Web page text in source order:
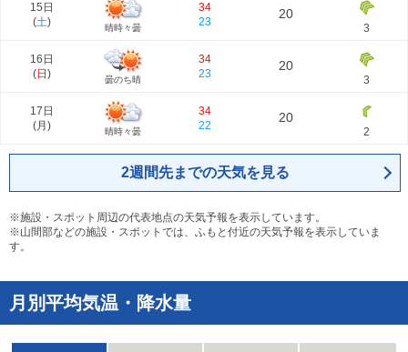
15日
(土) 晴時々曇
34
23
20
3
16日
(日 ) 曇のち晴
34
23
20
3
17日
(月 ) 晴時々曇
34
22
20
2
2週間先までの天気を見る
※施設・スポット周辺の代表地点の天気予報を表示しています。
※山間部などの施設・スポットでは、ふもと付近の天気予報を表示していま
す。
月別平均気温・降水量